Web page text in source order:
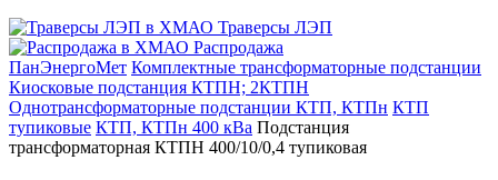
Траверсы ЛЭП
Распродажа
ПанЭнергоМет Комплектные трансформаторные подстанции
Киосковые подстанция КТПН; 2КТПН
Однотрансформаторные подстанции КТП, КТПн КТП
тупиковые КТП, КТПн 400 кВа Подстанция
трансформаторная КТПН 400/10/0,4 тупиковая